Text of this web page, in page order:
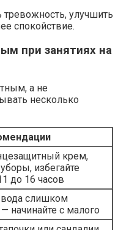
тревожность, улучшить
спокойствие.
при занятиях на
а не
несколько
крем,
избегайте
до 16 часов
вода слишком
начинайте с малого